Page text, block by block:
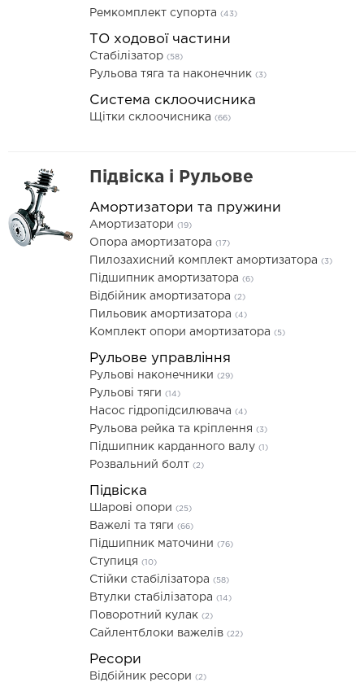
Ремкомплект супорта (43)
ТО ходової частини
Стабілізатор (58)
Рульова тяга та наконечник (3)
Система склоочисника
Щітки склоочисника (66)
Підвіска і Рульове
Амортизатори та пружини
Амортизатори (19)
Опора амортизатора (17)
Пилозахисний комплект амортизатора (3)
Підшипник амортизатора (6)
Відбійник амортизатора (2)
Пильовик амортизатора (4)
Комплект опори амортизатора (5)
Рульове управління
Рульові наконечники (29)
Рульові тяги (14)
Насос гідропідсилювача (4)
Рульова рейка та кріплення (3)
Підшипник карданного валу (1)
Розвальний болт (2)
Підвіска
Шарові опори (25)
Важелі та тяги (66)
Підшипник маточини (76)
Ступиця (10)
Стійки стабілізатора (58)
Втулки стабілізатора (14)
Поворотний кулак (2)
Сайлентблоки важелів (22)
Ресори
Відбійник ресори (2)